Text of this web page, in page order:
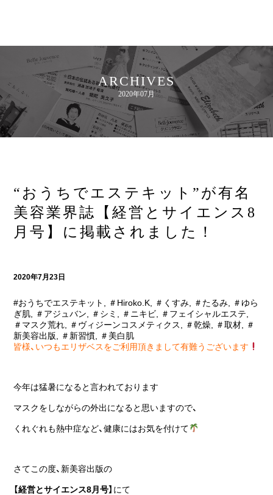
ARCHIVES
2020年07月
“おうちでエステキット”が有名
美容業界誌【経営とサイエンス8
月号】に掲載されました！
2020年7月23日
#おうちでエステキット ＃Hiroko.K ＃くすみ ＃たるみ
＃ゆら
ぎ肌
＃アジュバン ＃シミ ＃ニキビ ＃フェイシャルエステ
＃マスク荒れ
＃ヴィジーンコスメティクス ＃乾燥 ＃取材
＃
新美容出版
＃新習慣
＃美白肌
皆様、いつもエリザベスをご利用頂きまして有難うございます
今年は猛暑になると言われております
マスクをしながらの外出になると思いますので、
くれぐれも熱中症など、健康にはお気を付けて
さてこの度、新美容出版の
【経営とサイエンス8月号】 にて